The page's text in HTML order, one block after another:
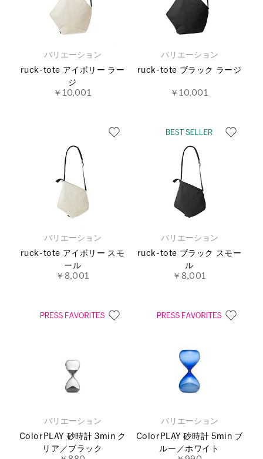
バリエーション
ruck-tote アイボリー ラー
ジ
￥10,001
バリエーション
ruck-tote ブラック ラージ
￥10,001
バリエーション
ruck-tote アイボリー スモ
ール
￥8,001
バリエーション
ruck-tote ブラック スモー
ル
￥8,001
バリエーション
ColorPLAY 砂時計 3min ク
リア／ブラック
バリエーション
ColorPLAY 砂時計 5min ブ
ルー／ホワイト